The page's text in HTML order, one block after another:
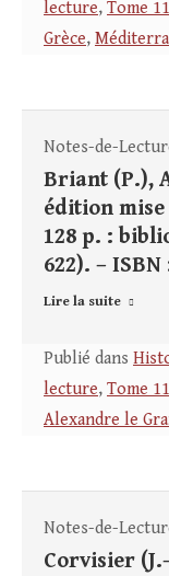
lecture, Tome
Grèce,
Notes-de-
Briant (P.),
édition mise
128 p. :
622). – ISBN
Lire la suite
Publié dans
lecture, Tome
Alexandre le
Notes-de-
Corvisier